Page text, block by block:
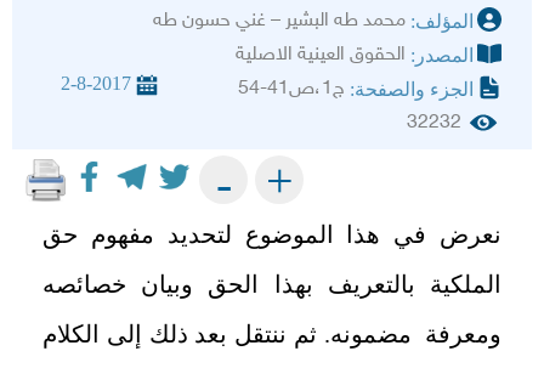
المؤلف: محمد طه البشير – غني حسون طه
المصدر: الحقوق العينية الاصلية
الجزء والصفحة: ج1،ص41-54 2-8-2017
32232
+
-
نعرض في هذا الموضوع لتحديد مفهوم حق
الملكية بالتعريف بهذا الحق وبيان خصائصه
ومعرفة مضمونه. ثم ننتقل بعد ذلك إلى الكلام